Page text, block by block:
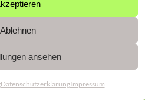
Ablehnen
ansehen
DatenschutzerklärungImpressum